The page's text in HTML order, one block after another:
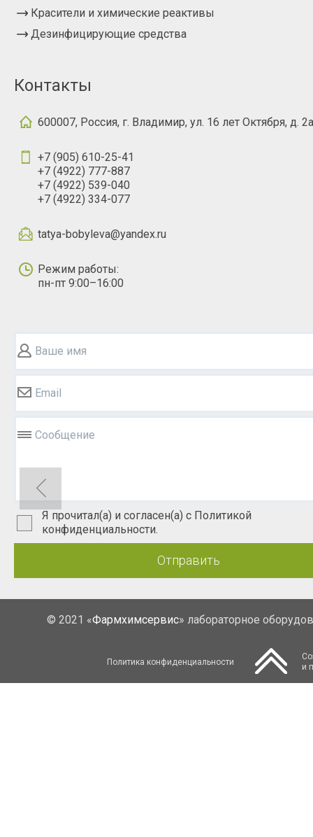
Красители и химические реактивы
Дезинфицирующие средства
Контакты
600007, Россия, г. Владимир, ул. 16 лет Октября, д. 2а
+7 (905) 610-25-41
+7 (4922) 777-887
+7 (4922) 539-040
+7 (4922) 334-077
tatya-bobyleva@yandex.ru
Режим работы:
пн-пт 9:00–16:00
Ваше имя
Email
Сообщение
Я прочитал(а) и согласен(а) с Политикой
конфиденциальности.
Отправить
© 2021 «Фармхимсервис» лабораторное
Политика конфиденциальности
и